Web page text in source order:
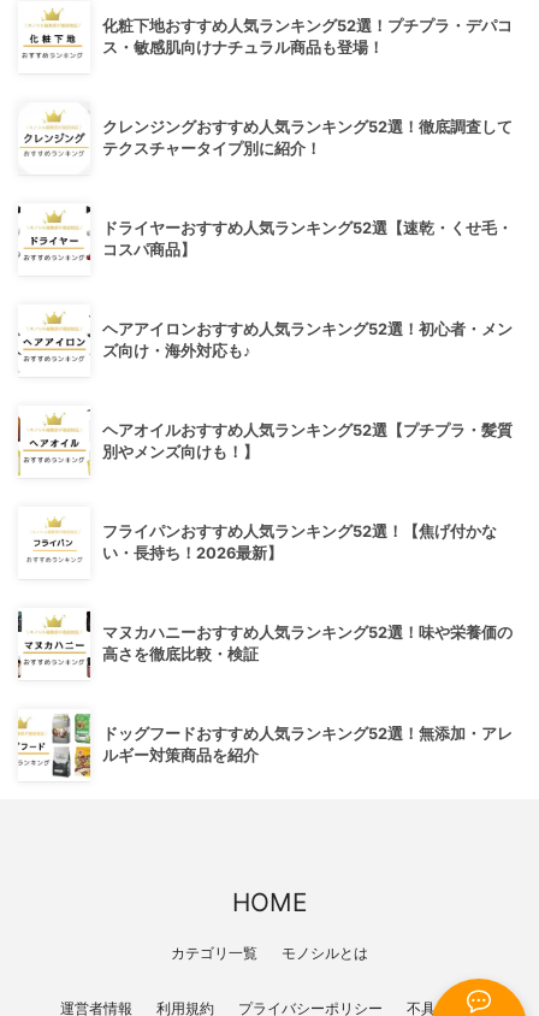
化粧下地おすすめ人気ランキング52選！プチプラ・デパコ
ス・敏感肌向けナチュラル商品も登場！
クレンジングおすすめ人気ランキング52選！徹底調査して
テクスチャータイプ別に紹介！
ドライヤーおすすめ人気ランキング52選【速乾・くせ毛・
コスパ商品】
ヘアアイロンおすすめ人気ランキング52選！初心者・メン
ズ向け・海外対応も♪
ヘアオイルおすすめ人気ランキング52選【プチプラ・髪質
別やメンズ向けも！】
フライパンおすすめ人気ランキング52選！【焦げ付かな
い・長持ち！2026最新】
マヌカハニーおすすめ人気ランキング52選！味や栄養価の
高さを徹底比較・検証
ドッグフードおすすめ人気ランキング52選！無添加・アレ
ルギー対策商品を紹介
HOME
カテゴリ一覧 モノシルとは
運営者情報 利用規約 プライバシーポリシー 不具合報告